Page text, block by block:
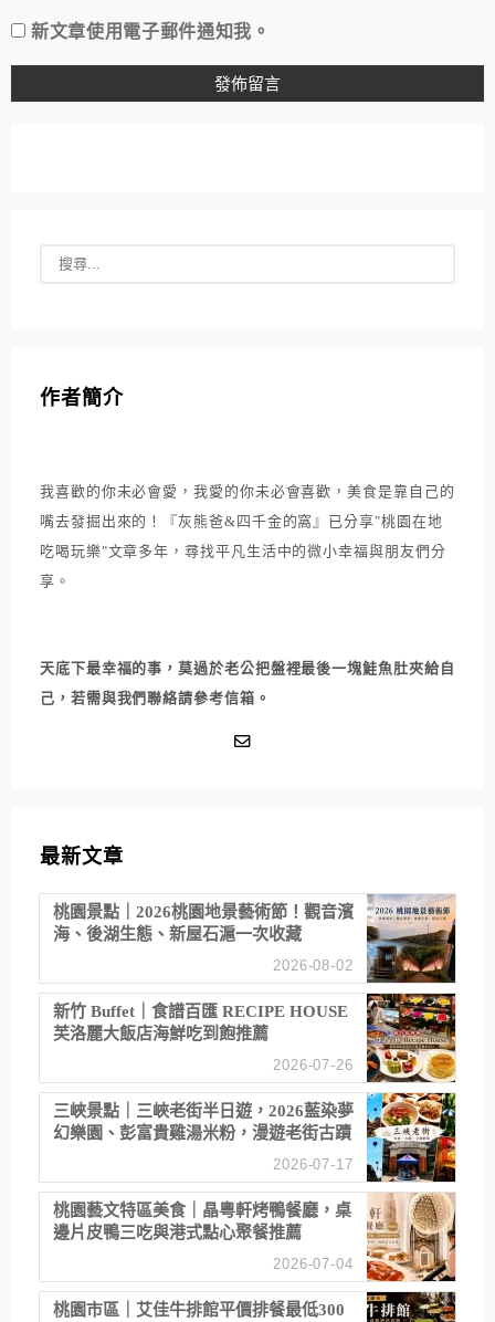
新文章使用電子郵件通知我。
作者簡介
我喜歡的你未必會愛，我愛的你未必會喜歡，美食是靠自己的
嘴去發掘出來的！『灰熊爸&四千金的窩』已分享"桃園在地
吃喝玩樂"文章多年，尋找平凡生活中的微小幸福與朋友們分
享。
天底下最幸福的事，莫過於老公把盤裡最後一塊鮭魚肚夾給自
己，若需與我們聯絡請參考信箱。
最新文章
桃園景點｜2026桃園地景藝術節！觀音濱
海、後湖生態、新屋石滬一次收藏
2026-08-02
新竹 Buffet｜食譜百匯 RECIPE HOUSE
芙洛麗大飯店海鮮吃到飽推薦
2026-07-26
三峽景點｜三峽老街半日遊，2026藍染夢
幻樂園、彭富貴雞湯米粉，漫遊老街古蹟
2026-07-17
桃園藝文特區美食｜晶粵軒烤鴨餐廳，桌
邊片皮鴨三吃與港式點心聚餐推薦
2026-07-04
桃園市區｜艾佳牛排館平價排餐最低300